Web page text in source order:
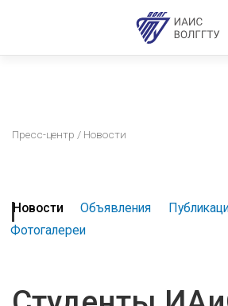
Пресс-центр / Новости
Новости Объявления
Фотогалереи